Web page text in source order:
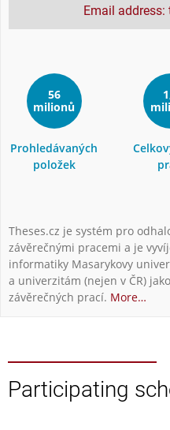
Email
56
milionů
Prohledávaných
položek
Theses.cz je systém pro
závěrečnými pracemi a je
informatiky Masarykovy
a univerzitám (nejen v ČR)
závěrečných prací. More…
Participating